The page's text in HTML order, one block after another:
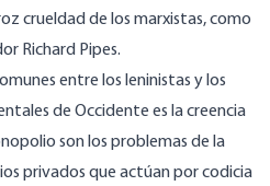
crueldad de los marxistas, como
Richard Pipes.
entre los leninistas y los
de Occidente es la creencia
son los problemas de la
privados que actúan por codicia